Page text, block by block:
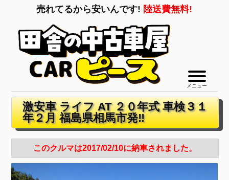
売れてるから安いんです! 陸送費無料!
メニュー
激安車 ライフ AT ２０年式 車検３１
年２月 福島県相馬市発‼
このクルマは2017/02/10に納車されました。